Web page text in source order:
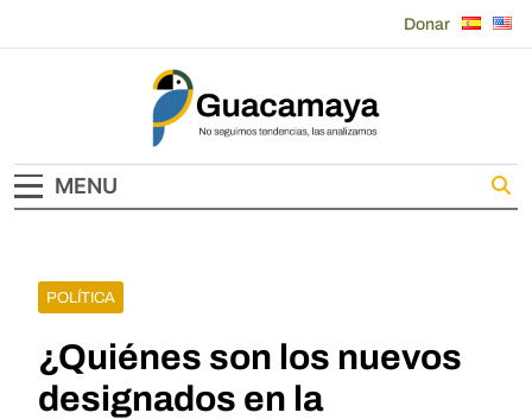
Donar
Guacamaya
MENU
POLÍTICA
¿Quiénes son los nuevos
designados en la